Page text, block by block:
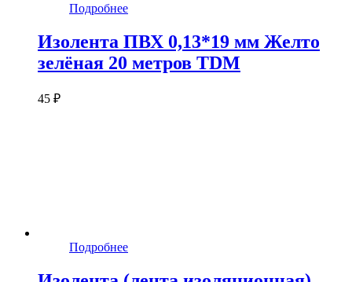
Подробнее
Изолента ПВХ 0,13*19 мм Желто
зелёная 20 метров TDM
45 ₽
Подробнее